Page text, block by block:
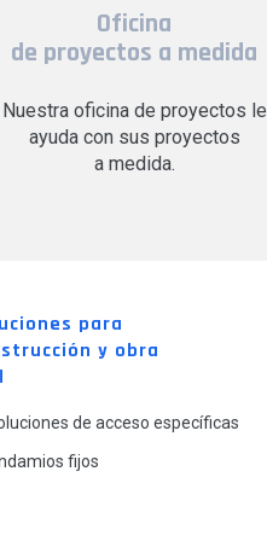
Oficina
de proyectos a medida
Nuestra oficina de proyectos le
ayuda con sus proyectos
a medida.
para
y obra
de acceso específicas
fijos